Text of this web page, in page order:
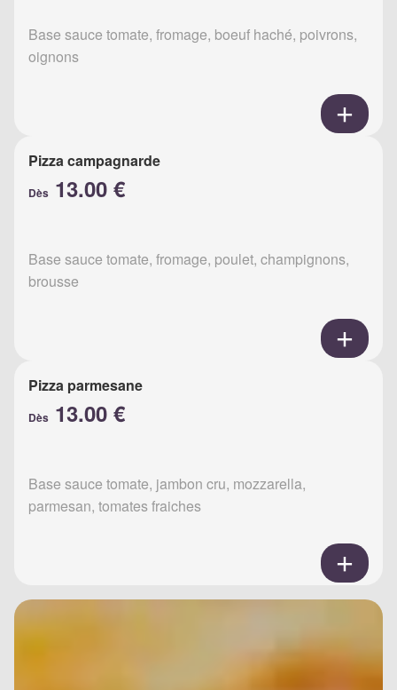
Base sauce tomate, fromage, boeuf haché, poivrons,
oignons
Pizza campagnarde
Dès 13.00 €
Base sauce tomate, fromage, poulet, champignons,
brousse
Pizza parmesane
Dès 13.00 €
Base sauce tomate, jambon cru, mozzarella,
parmesan, tomates fraiches